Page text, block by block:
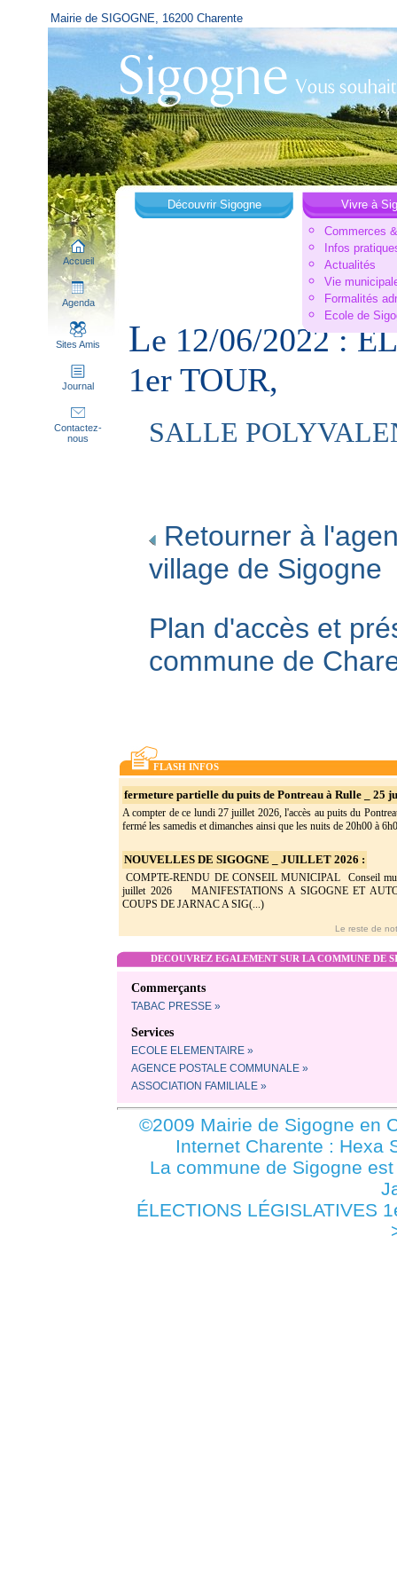
Mairie de SIGOGNE, 16200 Charente
Accueil
Agenda
Sites Amis
Journal
Contactez-
nous
Découvrir Sigogne
Vivre à
Commerces
Infos
Actualités
Vie
Formalités
Ecole de
Le 12/06/2022 :
1er TOUR,
SALLE
Retourner à
village de Sigogne
Plan d'accès et
commune de
FLASH INFOS
fermeture partielle du puits de Pontreau à Rulle _ 25
A compter de ce lundi 27 juillet 2026, l'accès au puits du
fermé les samedis et dimanches ainsi que les nuits de 20h00 à
NOUVELLES DE SIGOGNE _ JUILLET 2026 :
COMPTE-RENDU DE CONSEIL MUNICIPAL Conseil
juillet 2026 MANIFESTATIONS A SIGOGNE ET
COUPS DE JARNAC A SIG(...)
Le reste de
DECOUVREZ EGALEMENT SUR LA COMMUNE DE
Commerçants
TABAC PRESSE »
Services
ECOLE ELEMENTAIRE »
AGENCE POSTALE COMMUNALE »
ASSOCIATION FAMILIALE »
©2009 Mairie de Sigogne en
Internet Charente : Hexa
La commune de Sigogne
ÉLECTIONS LÉGISLATIVES